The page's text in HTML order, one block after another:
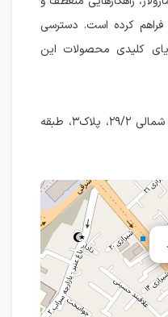
فراهم کرده است. دسترسی
کلیدی محصولات این
مشهد، خیابان کوثر شمالی، کوثر شمالی ۲۹/۲، پلاک۳، طبقه